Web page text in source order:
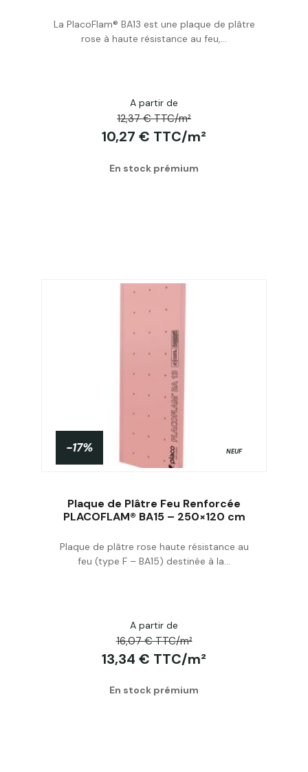
Acheter
La PlacoFlam® BA13 est une plaque de plâtre
rose à haute résistance au feu,...
A partir de
12,37 € TTC/m²
10,27 € TTC/m²
En stock prémium
Acheter
-17% NEUF
Plaque de Plâtre Feu Renforcée
PLACOFLAM® BA15 – 250×120 cm
Plaque de plâtre rose haute résistance au
feu (type F – BA15) destinée à la...
A partir de
16,07 € TTC/m²
13,34 € TTC/m²
En stock prémium